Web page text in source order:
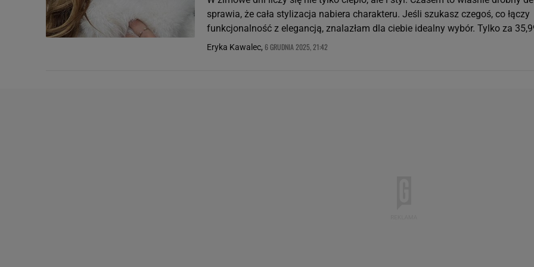
sprawia, że cała stylizacja nabiera charakteru. Jeśli szukasz czegoś, co łączy
funkcjonalność z elegancją, znalazłam dla ciebie idealny wybór. Tylko za
Eryka Kawalec, 6 GRUDNIA 2025, 21:42